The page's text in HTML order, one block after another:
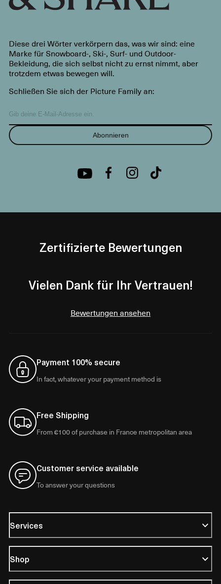
Diese drei Wörter verkörpern das, was wir sind: eine
Marke für Snowboard-, Ski-, Surf- und Outdoor-
Bekleidung, die sich selbst nicht zu ernst nimmt, aber
trotzdem etwas bewegen will.
Schließen Sie sich der Picture Family an:
Abonnieren
Zertifizierte Bewertungen
Vielen Dank für Ihr Vertrauen!
Bewertungen ansehen
Payment 100% secure
In fact, whatever your payment method is
Free Shipping
From €100 of purchase in France metropolitan area
Customer service available
To answer your questions
Services
Shop